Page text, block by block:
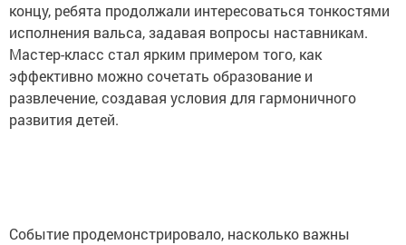
концу, ребята продолжали интересоваться тонкостями
исполнения вальса, задавая вопросы наставникам.
Мастер-класс стал ярким примером того, как
эффективно можно сочетать образование и
развлечение, создавая условия для гармоничного
развития детей.
Событие продемонстрировало, насколько важны